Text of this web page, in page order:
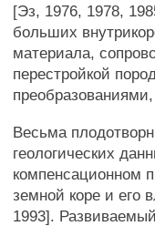
[Эз, 1976, 1978,
больших
материала,
перестройкой
Весьма
геологических
компенсационном
земной коре и его
1993].